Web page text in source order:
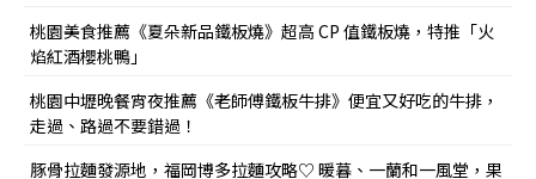
桃園美食推薦《夏朵新品鐵板燒》超高 CP 值鐵板燒，特推「火
焰紅酒櫻桃鴨」
桃園中壢晚餐宵夜推薦《老師傅鐵板牛排》便宜又好吃的牛排，
走過、路過不要錯過！
豚骨拉麵發源地，福岡博多拉麵攻略♡ 暖暮、一蘭和一風堂，果